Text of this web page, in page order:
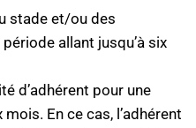
stade et/ou des
allant jusqu’à six
d’adhérent pour une
En ce cas, l’adhérent